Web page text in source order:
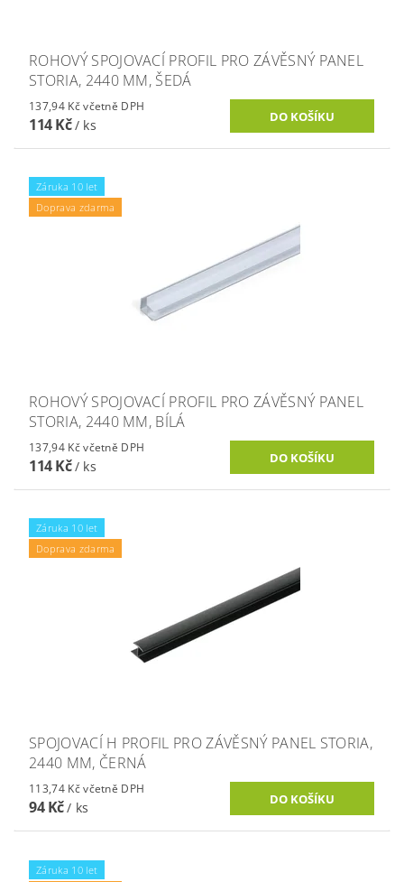
ROHOVÝ SPOJOVACÍ PROFIL PRO ZÁVĚSNÝ PANEL
STORIA, 2440 MM, ŠEDÁ
137,94 Kč včetně DPH
114 Kč/ ks
Záruka 10 let
Doprava zdarma
ROHOVÝ SPOJOVACÍ PROFIL PRO ZÁVĚSNÝ PANEL
STORIA, 2440 MM, BÍLÁ
137,94 Kč včetně DPH
114 Kč/ ks
Záruka 10 let
Doprava zdarma
SPOJOVACÍ H PROFIL PRO ZÁVĚSNÝ PANEL STORIA,
2440 MM, ČERNÁ
113,74 Kč včetně DPH
94 Kč/ ks
Záruka 10 let